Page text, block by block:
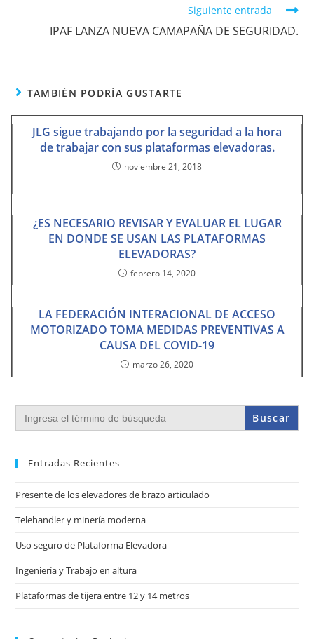
Siguiente entrada
IPAF LANZA NUEVA CAMAPAÑA DE SEGURIDAD.
TAMBIÉN PODRÍA GUSTARTE
JLG sigue trabajando por la seguridad a la hora
de trabajar con sus plataformas elevadoras.
noviembre 21, 2018
¿ES NECESARIO REVISAR Y EVALUAR EL LUGAR
EN DONDE SE USAN LAS PLATAFORMAS
ELEVADORAS?
febrero 14, 2020
LA FEDERACIÓN INTERACIONAL DE ACCESO
MOTORIZADO TOMA MEDIDAS PREVENTIVAS A
CAUSA DEL COVID-19
marzo 26, 2020
Buscar:
Entradas Recientes
Presente de los elevadores de brazo articulado
Telehandler y minería moderna
Uso seguro de Plataforma Elevadora
Ingeniería y Trabajo en altura
Plataformas de tijera entre 12 y 14 metros